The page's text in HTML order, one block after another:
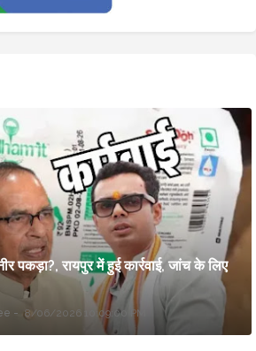
पकड़ा?, रायपुर में हुई कार्रवाई, जांच के लिए
8/06/2026 10:09:00 PM